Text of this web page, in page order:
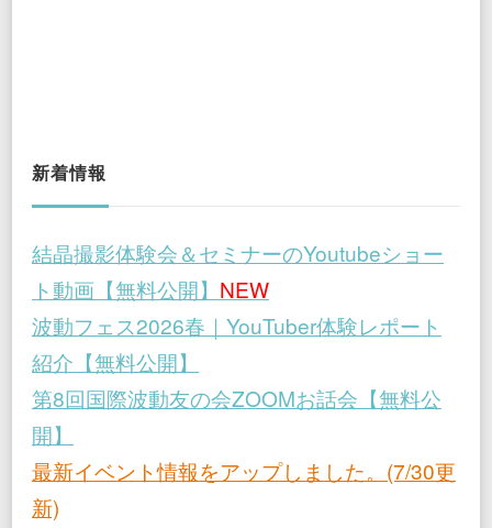
新着情報
結晶撮影体験会＆セミナーのYoutubeショー
ト動画【無料公開】 NEW
波動フェス2026春｜YouTuber体験レポート
紹介【無料公開】
第8回国際波動友の会ZOOMお話会【無料公
開】
最新イベント情報をアップしました。(7/30更
新)